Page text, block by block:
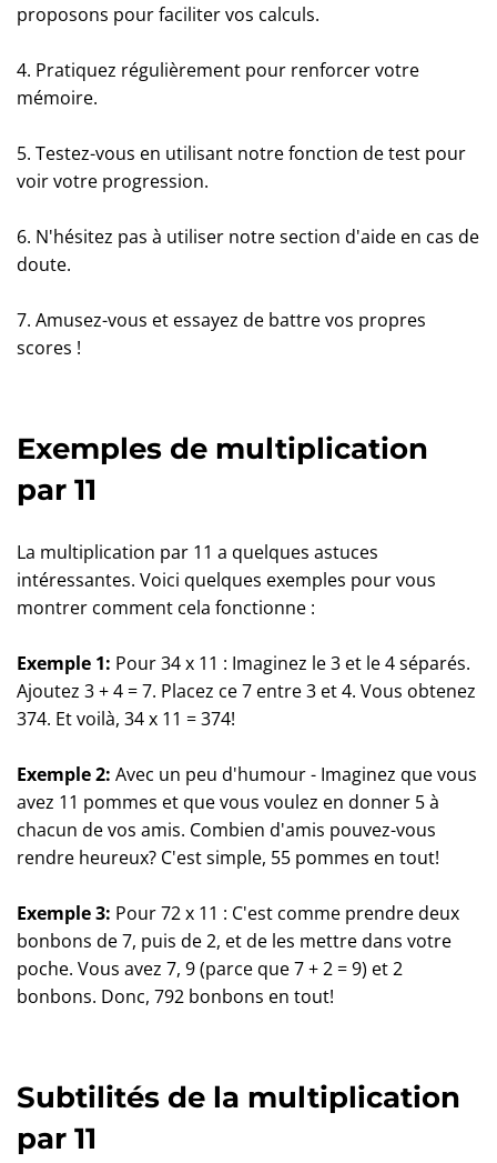
proposons pour faciliter vos calculs.
4. Pratiquez régulièrement pour renforcer votre
mémoire.
5. Testez-vous en utilisant notre fonction de test pour
voir votre progression.
6. N'hésitez pas à utiliser notre section d'aide en cas de
doute.
7. Amusez-vous et essayez de battre vos propres
scores !
Exemples de multiplication
par 11
La multiplication par 11 a quelques astuces
intéressantes. Voici quelques exemples pour vous
montrer comment cela fonctionne :
Exemple 1: Pour 34 x 11 : Imaginez le 3 et le 4 séparés.
Ajoutez 3 + 4 = 7. Placez ce 7 entre 3 et 4. Vous obtenez
374. Et voilà, 34 x 11 = 374!
Exemple 2: Avec un peu d'humour - Imaginez que vous
avez 11 pommes et que vous voulez en donner 5 à
chacun de vos amis. Combien d'amis pouvez-vous
rendre heureux? C'est simple, 55 pommes en tout!
Exemple 3: Pour 72 x 11 : C'est comme prendre deux
bonbons de 7, puis de 2, et de les mettre dans votre
poche. Vous avez 7, 9 (parce que 7 + 2 = 9) et 2
bonbons. Donc, 792 bonbons en tout!
Subtilités de la multiplication
par 11